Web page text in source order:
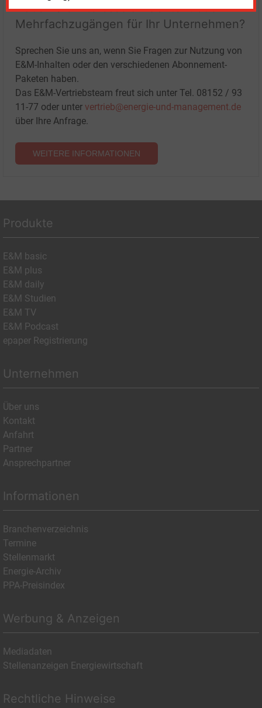
Haben Sie Interesse an Content oder
Mehrfachzugängen für Ihr Unternehmen?
Sprechen Sie uns an, wenn Sie Fragen zur Nutzung von
E&M-Inhalten oder den verschiedenen Abonnement-
Paketen haben.
Das E&M-Vertriebsteam freut sich unter Tel. 08152 / 93
11-77 oder unter vertrieb@energie-und-management.de
über Ihre Anfrage.
WEITERE INFORMATIONEN
Produkte
E&M basic
E&M plus
E&M daily
E&M Studien
E&M TV
E&M Podcast
epaper Registrierung
Unternehmen
Über uns
Kontakt
Anfahrt
Partner
Ansprechpartner
Informationen
Branchenverzeichnis
Termine
Stellenmarkt
Energie-Archiv
PPA-Preisindex
Werbung & Anzeigen
Mediadaten
Stellenanzeigen Energiewirtschaft
Rechtliche Hinweise